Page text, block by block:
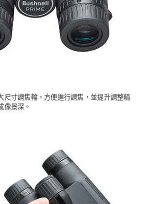
尺寸調焦輪，方便進行調焦，並提升調整精
像景深。